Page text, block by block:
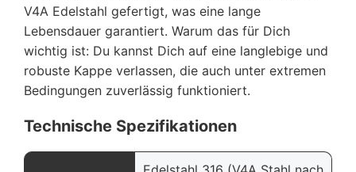
V4A Edelstahl gefertigt, was eine lange
Lebensdauer garantiert. Warum das für Dich
wichtig ist: Du kannst Dich auf eine langlebige und
robuste Kappe verlassen, die auch unter extremen
Bedingungen zuverlässig funktioniert.
Technische Spezifikationen